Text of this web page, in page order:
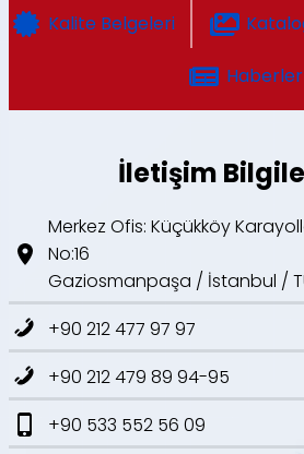
Kalite Belgeleri
Haberler
İletişim
Merkez Ofis: Küçükköy
No:16
Gaziosmanpaşa / İstanbul /
+90 212 477 97 97
+90 212 479 89 94-95
+90 533 552 56 09